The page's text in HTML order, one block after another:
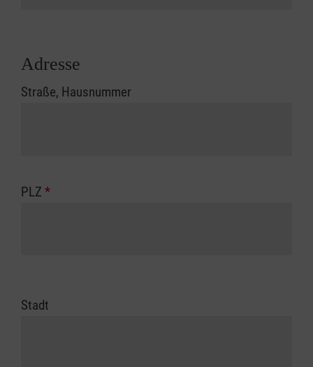
Adresse
Straße, Hausnummer
PLZ *
Stadt